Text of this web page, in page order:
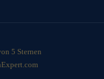
5 Sternen